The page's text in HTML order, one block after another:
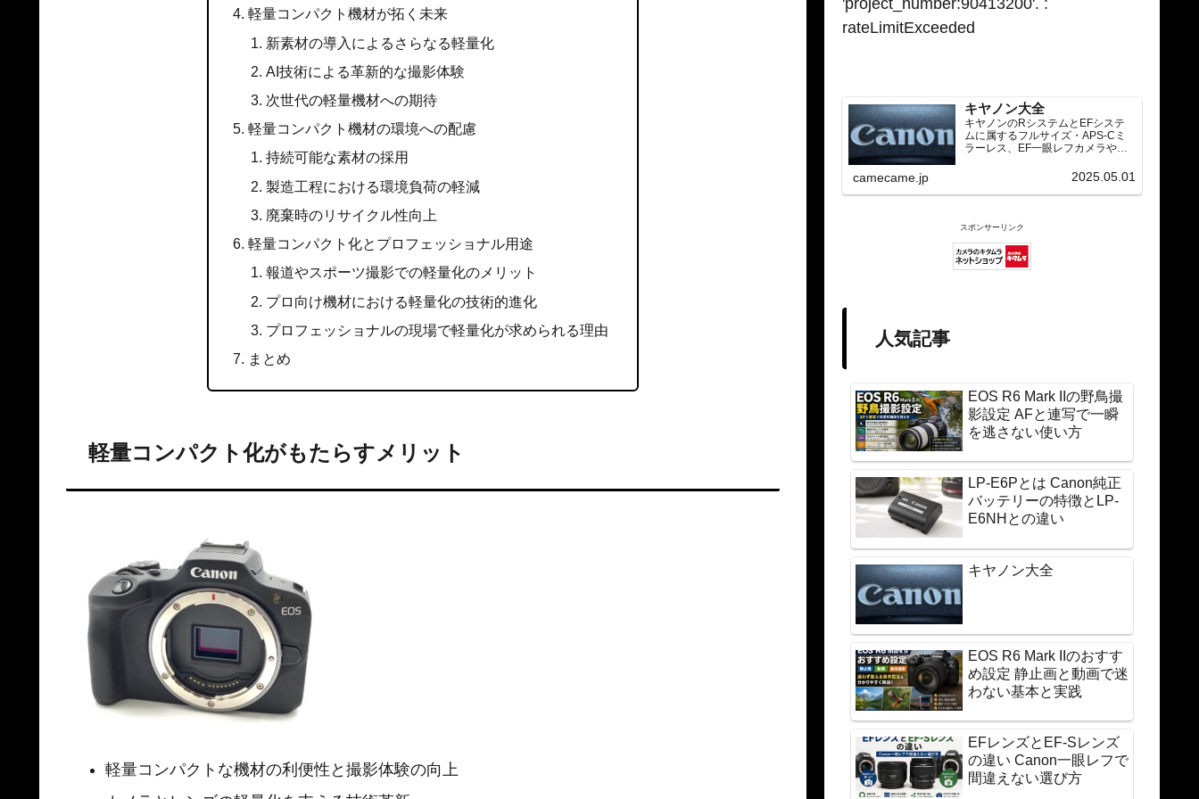
軽量コンパクト機材が拓く未来
新素材の導入によるさらなる軽量化
AI技術による革新的な撮影体験
次世代の軽量機材への期待
軽量コンパクト機材の環境への配慮
持続可能な素材の採用
製造工程における環境負荷の軽減
廃棄時のリサイクル性向上
軽量コンパクト化とプロフェッショナル用途
報道やスポーツ撮影での軽量化のメリット
プロ向け機材における軽量化の技術的進化
プロフェッショナルの現場で軽量化が求められる理由
まとめ
軽量コンパクト化がもたらすメリット
軽量コンパクトな機材の利便性と撮影体験の向上
rateLimitExceeded
キヤノン大全
キヤノンのRシステムとEFシステ
ムに属するフルサイズ・APS-Cミ
ラーレス、EF一眼レフカメラや
望遠）をカテゴリ別に網羅し、効
種の内部リンク設計で回遊性向上
camecame.jp 2025.05.01
スポンサーリンク
人気記事
EOS R6 Mark IIの野鳥撮
影設定 AFと連写で一瞬
を逃さない使い方
LP-E6Pとは Canon純正
バッテリーの特徴とLP-
E6NHとの違い
キヤノン大全
EOS R6 Mark IIのおすす
め設定 静止画と動画で迷
わない基本と実践
EFレンズとEF-Sレンズ
の違い Canon一眼レフで
間違えない選び方